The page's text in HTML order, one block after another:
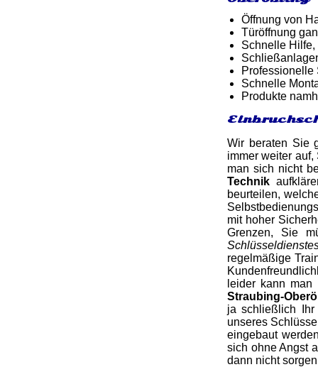
Öffnung von
Türöffnung
Schnelle Hilfe,
Professionelle
Schnelle
Produkte
Wir beraten Sie
immer weiter
man sich nicht
Technik
beurteilen,
mit hoher
Grenzen, Sie
regelmäßige
leider kann
Straubing-
ja schließlich Ihr
unseres
eingebaut
sich ohne Angst
dann nicht